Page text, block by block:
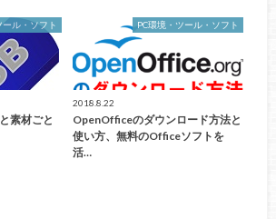
ール・ソフト
素材ごと
PC環境・ツール・ソフト
2018.8.22
OpenOfficeのダウンロード方法と
使い方、無料のOfficeソフトを
活…